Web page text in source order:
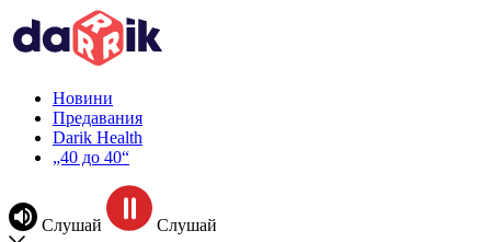
Новини
Предавания
Darik Health
„40 до 40“
Слушай Слушай